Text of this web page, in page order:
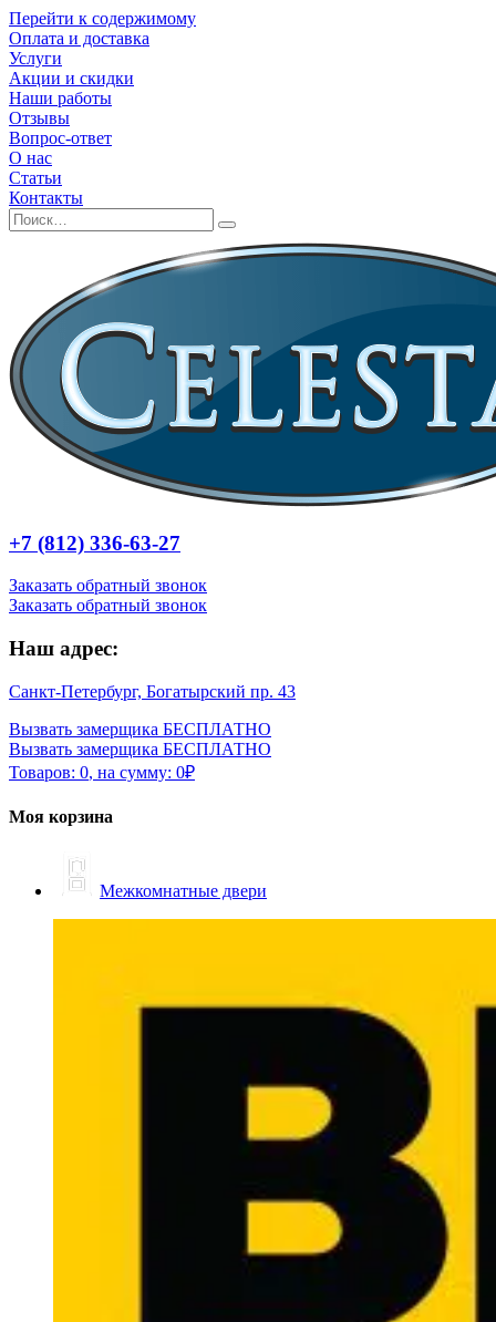
Перейти к содержимому
Оплата и доставка
Услуги
Акции и скидки
Наши работы
Отзывы
Вопрос-ответ
О нас
Статьи
Контакты
+7 (812) 336-63-27
Заказать обратный звонок
Заказать обратный звонок
Наш адрес:
Санкт-Петербург, Богатырский пр. 43
Вызвать замерщика БЕСПЛАТНО
Вызвать замерщика БЕСПЛАТНО
Товаров: 0, на сумму: 0₽
Моя корзина
Межкомнатные двери